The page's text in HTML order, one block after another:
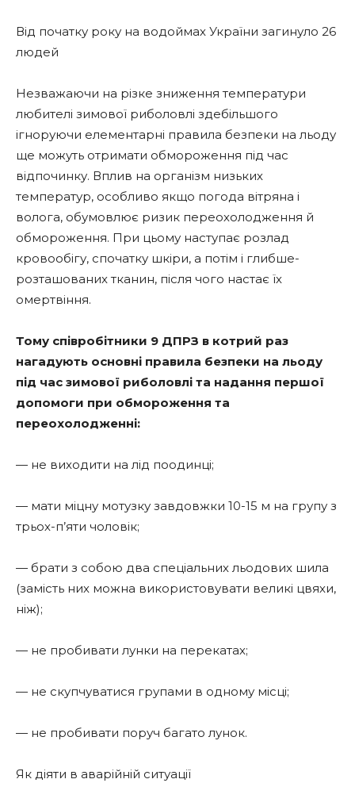
Від початку року на водоймах України загинуло 26
людей
Незважаючи на різке зниження температури
любителі зимової риболовлі здебільшого
ігноруючи елементарні правила безпеки на льоду
ще можуть отримати обмороження під час
відпочинку. Вплив на організм низьких
температур, особливо якщо погода вітряна і
волога, обумовлює ризик переохолодження й
обмороження. При цьому наступає розлад
кровообігу, спочатку шкіри, а потім і глибше-
розташованих тканин, після чого настає їх
омертвіння.
Тому співробітники 9 ДПРЗ в котрий раз
нагадують основні правила безпеки на льоду
під час зимової риболовлі та надання першої
допомоги при обмороження та
переохолодженні:
— не виходити на лід поодинці;
— мати міцну мотузку завдовжки 10-15 м на групу з
трьох-п’яти чоловік;
— брати з собою два спеціальних льодових шила
(замість них можна використовувати великі цвяхи,
ніж);
— не пробивати лунки на перекатах;
— не скупчуватися групами в одному місці;
— не пробивати поруч багато лунок.
Як діяти в аварійній ситуації